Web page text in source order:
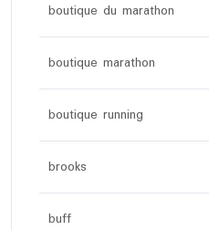
boutique du marathon
boutique marathon
boutique running
brooks
buff